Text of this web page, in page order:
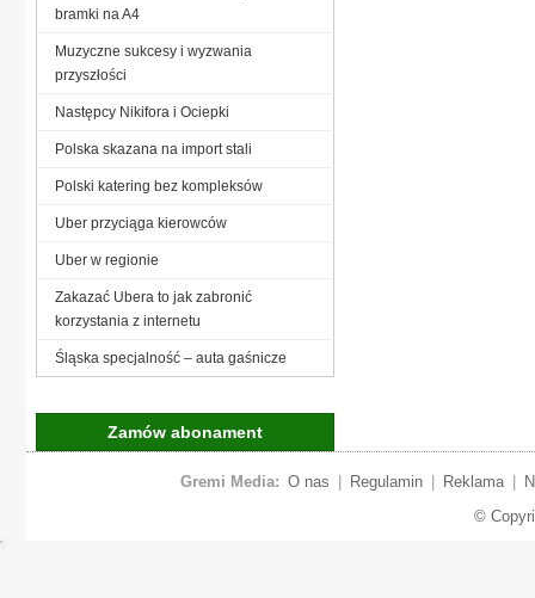
bramki na A4
Muzyczne sukcesy i wyzwania
przyszłości
Następcy Nikifora i Ociepki
Polska skazana na import stali
Polski katering bez kompleksów
Uber przyciąga kierowców
Uber w regionie
Zakazać Ubera to jak zabronić
korzystania z internetu
Śląska specjalność – auta gaśnicze
Zamów abonament
Gremi Media: O nas Regulamin Reklama
©